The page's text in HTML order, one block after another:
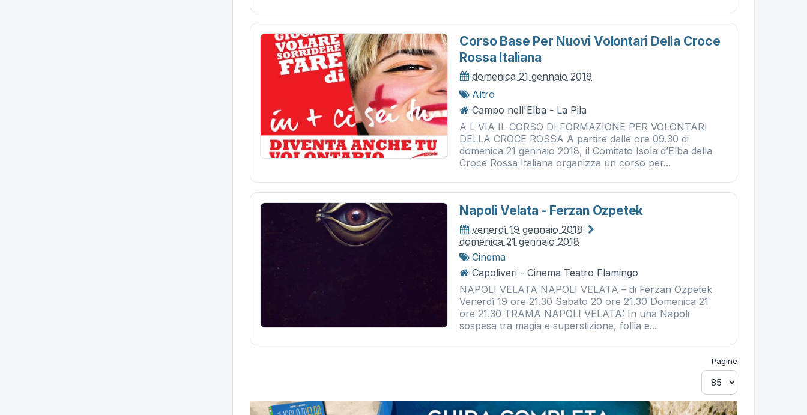
Corso Base Per Nuovi Volontari Della Croce
Rossa Italiana
domenica 21 gennaio 2018
Altro
Campo nell'Elba - La Pila
A L VIA IL CORSO DI FORMAZIONE PER VOLONTARI
DELLA CROCE ROSSA A partire dalle ore 09.30 di
domenica 21 gennaio 2018, il Comitato Isola d’Elba della
Croce Rossa Italiana organizza un corso per...
Napoli Velata - Ferzan Ozpetek
venerdì 19 gennaio 2018
domenica 21 gennaio 2018
Cinema
Capoliveri - Cinema Teatro Flamingo
NAPOLI VELATA NAPOLI VELATA – di Ferzan Ozpetek
Venerdì 19 ore 21.30 Sabato 20 ore 21.30 Domenica 21
ore 21.30 TRAMA NAPOLI VELATA: In una Napoli
sospesa tra magia e superstizione, follia e...
Pagine